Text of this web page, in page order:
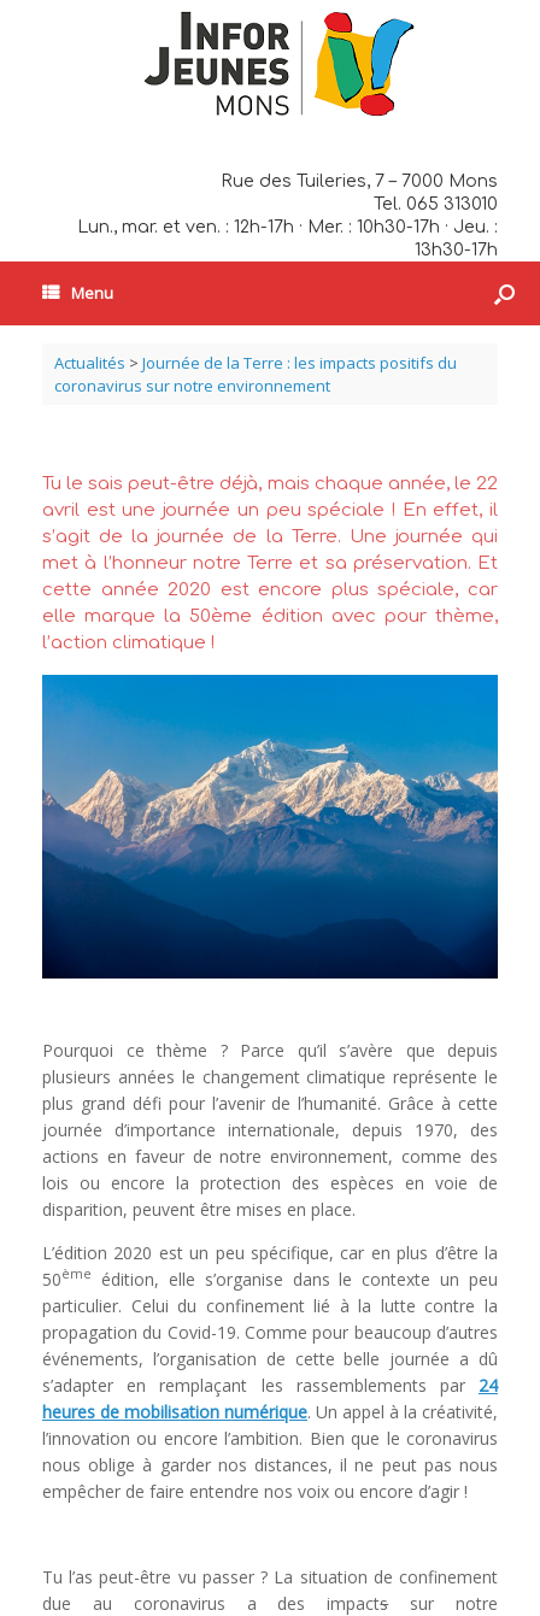
Rue des Tuileries, 7 – 7000 Mons
Tel. 065 313010
Lun., mar. et ven. : 12h-17h · Mer. : 10h30-17h · Jeu. :
13h30-17h
Menu
Actualités > Journée de la Terre : les impacts positifs du
coronavirus sur notre environnement
Tu le sais peut-être déjà, mais chaque année, le 22
avril est une journée un peu spéciale ! En effet, il
s’agit de la journée de la Terre. Une journée qui
met à l’honneur notre Terre et sa préservation. Et
cette année 2020 est encore plus spéciale, car
elle marque la 50ème édition avec pour thème,
l’action climatique !
Pourquoi ce thème ? Parce qu’il s’avère que depuis
plusieurs années le changement climatique représente le
plus grand défi pour l’avenir de l’humanité. Grâce à cette
journée d’importance internationale, depuis 1970, des
actions en faveur de notre environnement, comme des
lois ou encore la protection des espèces en voie de
disparition, peuvent être mises en place.
L’édition 2020 est un peu spécifique, car en plus d’être la
50ème
édition, elle s’organise dans le contexte un peu
particulier. Celui du confinement lié à la lutte contre la
propagation du Covid-19. Comme pour beaucoup d’autres
événements, l’organisation de cette belle journée a dû
s’adapter en remplaçant les rassemblements par 24
heures de mobilisation numérique. Un appel à la créativité,
l’innovation ou encore l’ambition. Bien que le coronavirus
nous oblige à garder nos distances, il ne peut pas nous
empêcher de faire entendre nos voix ou encore d’agir !
Tu l’as peut-être vu passer ? La situation de confinement
due au coronavirus a des impactssur notre